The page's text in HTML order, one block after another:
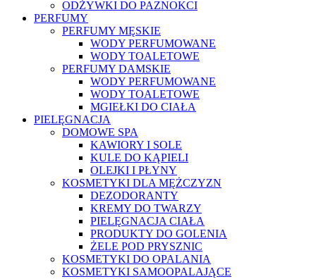
ODŻYWKI DO PAZNOKCI
PERFUMY
PERFUMY MĘSKIE
WODY PERFUMOWANE
WODY TOALETOWE
PERFUMY DAMSKIE
WODY PERFUMOWANE
WODY TOALETOWE
MGIEŁKI DO CIAŁA
PIELĘGNACJA
DOMOWE SPA
KAWIORY I SOLE
KULE DO KĄPIELI
OLEJKI I PŁYNY
KOSMETYKI DLA MĘŻCZYZN
DEZODORANTY
KREMY DO TWARZY
PIELĘGNACJA CIAŁA
PRODUKTY DO GOLENIA
ŻELE POD PRYSZNIC
KOSMETYKI DO OPALANIA
KOSMETYKI SAMOOPALAJĄCE